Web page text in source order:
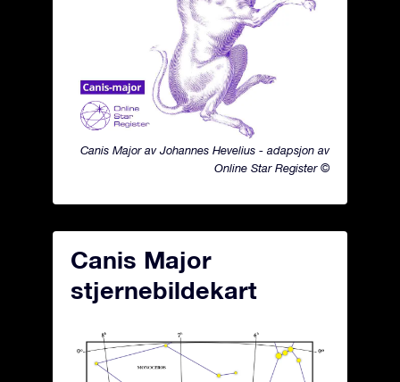
Canis Major av Johannes Hevelius - adapsjon av
Online Star Register ©
Canis Major
stjernebildekart